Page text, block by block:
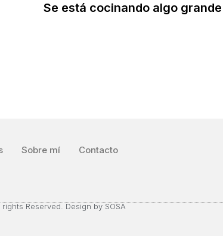
Se está cocinando algo
Sobre mí Contacto
Reserved. Design by SOSA